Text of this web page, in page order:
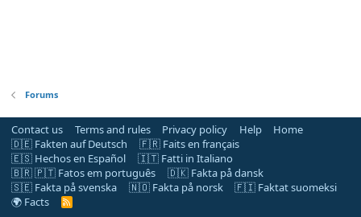
Forums
Contact us Terms and rules Privacy policy Help
Home
🇩🇪 Fakten auf Deutsch
🇫🇷 Faits en français
🇪🇸 Hechos en Español
🇮🇹 Fatti in Italiano
🇧🇷 🇵🇹 Fatos em português
🇩🇰 Fakta på dansk
🇸🇪 Fakta på svenska
🇳🇴 Fakta på norsk
🇫🇮 Faktat suomeksi
🌍 Facts
R